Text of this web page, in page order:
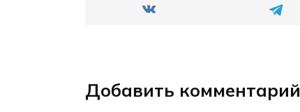
Добавить комментарий